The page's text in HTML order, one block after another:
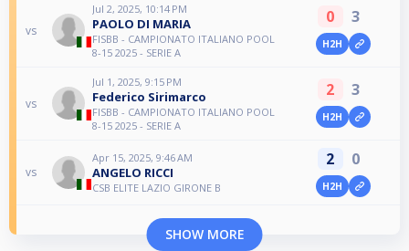
vs
Jul 2, 2025, 10:14 PM
PAOLO DI MARIA
FISBB - CAMPIONATO ITALIANO POOL
8-15 2025 - SERIE A
0 3
H2H
vs
Jul 1, 2025, 9:15 PM
Federico Sirimarco
FISBB - CAMPIONATO ITALIANO POOL
8-15 2025 - SERIE A
2 3
H2H
vs
Apr 15, 2025, 9:46 AM
ANGELO RICCI
CSB ELITE LAZIO GIRONE B
2 0
H2H
SHOW MORE